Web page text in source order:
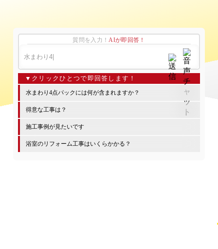
質問を入力！AIが即回答！
水まわり4点パックには何が含まれますか？
得意な工事は？
施工事例が見たいです
浴室のリフォーム工事はいくらかかる？